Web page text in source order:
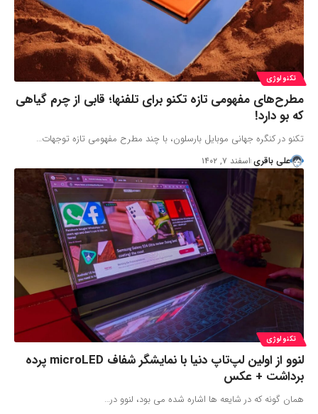
تکنولوژی
مطرح‌های مفهومی تازه تکنو برای تلفنها؛ قابی از چرم گیاهی
که بو دارد!
تکنو در کنگره جهانی موبایل بارسلون، با چند مطرح مفهومی تازه توجهات…
علی باقری اسفند ۷, ۱۴۰۲
تکنولوژی
لنوو از اولین لپ‌تاپ دنیا با نمایشگر شفاف microLED پرده
برداشت + عکس
همان گونه که در شایعه ها اشاره شده می بود، لنوو در…